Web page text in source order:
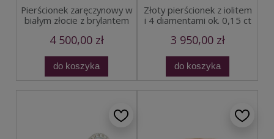
Pierścionek zaręczynowy w
białym złocie z brylantem
4 500,00 zł
do koszyka
Złoty pierścionek z iolitem
i 4 diamentami ok. 0,15 ct
3 950,00 zł
do koszyka